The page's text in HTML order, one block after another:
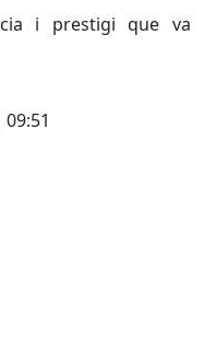
i prestigi que va